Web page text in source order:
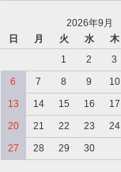
2026年9月
日
月 火 水 木
1
2 3
6
7 8 9 10
13
14 15 16 17
20
21 22 23 24
27
28 29 30